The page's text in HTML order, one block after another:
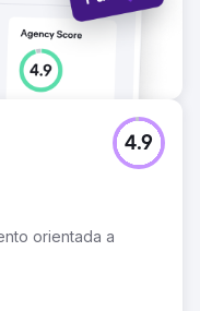
orientada a
4.9